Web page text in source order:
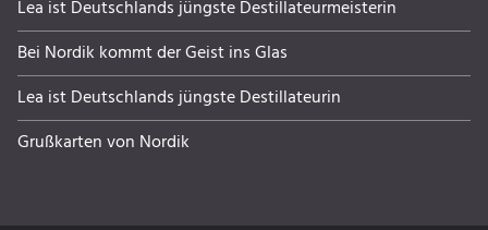
Lea ist Deutschlands jüngste Destillateurmeisterin
Bei Nordik kommt der Geist ins Glas
Lea ist Deutschlands jüngste Destillateurin
Grußkarten von Nordik